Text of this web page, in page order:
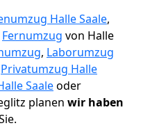
Halle Saale,
Fernumzug von Halle
, Laborumzug
Privatumzug Halle
Saaleoder
planen wir haben